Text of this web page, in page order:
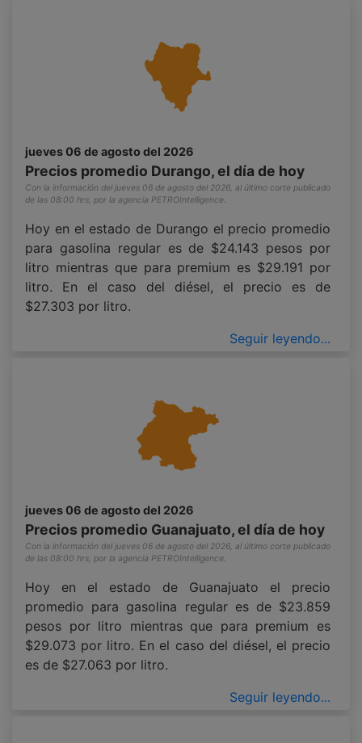
jueves 06 de agosto del 2026
Precios promedio Durango, el día de hoy
Con la información del jueves 06 de agosto del 2026, al último corte publicado
de las 08:00 hrs, por la agencia PETROIntelligence.
Hoy en el estado de Durango el precio promedio
para gasolina regular es de $24.143 pesos por
litro mientras que para premium es $29.191 por
litro. En el caso del diésel, el precio es de
$27.303 por litro.
Seguir leyendo...
jueves 06 de agosto del 2026
Precios promedio Guanajuato, el día de hoy
Con la información del jueves 06 de agosto del 2026, al último corte publicado
de las 08:00 hrs, por la agencia PETROIntelligence.
Hoy en el estado de Guanajuato el precio
promedio para gasolina regular es de $23.859
pesos por litro mientras que para premium es
$29.073 por litro. En el caso del diésel, el precio
es de $27.063 por litro.
Seguir leyendo...